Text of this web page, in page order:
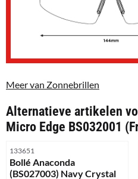
Meer van Zonnebrillen
Alternatieve artikelen
Micro Edge BS032001
Artikelnummer
133651
Bollé Anaconda
(BS027003) Navy Crystal